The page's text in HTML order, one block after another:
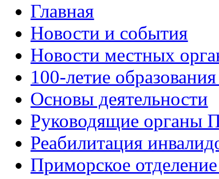
Главная
Новости и события
Новости местных
100-летие
Основы деятельности
Руководящие органы
Реабилитация
Приморское